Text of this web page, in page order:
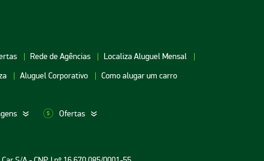
Rede de Agências
Localiza Aluguel Mensal
Aluguel Corporativo Como alugar um carro
Ofertas